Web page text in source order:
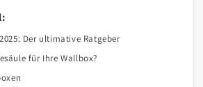
Der ultimative Ratgeber
für Ihre Wallbox?